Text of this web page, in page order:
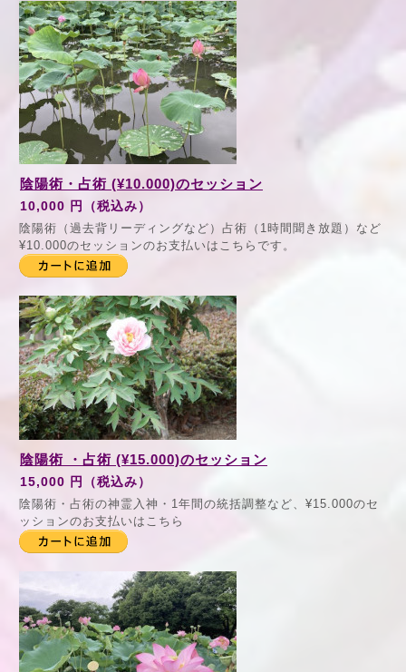
陰陽術・占術 (¥10.000)のセッション
10,000 円（税込み）
陰陽術（過去背リーディングなど）占術（1時間聞き放題）など
¥10.000のセッションのお支払いはこちらです。
陰陽術 ・占術 (¥15.000)のセッション
15,000 円（税込み）
陰陽術・占術の神霊入神・1年間の統括調整など、¥15.000のセ
ッションのお支払いはこちら